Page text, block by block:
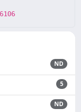
ND
5
ND